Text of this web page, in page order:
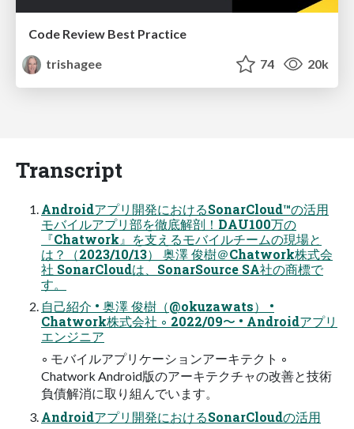
Code Review Best Practice
trishagee
74 20k
Transcript
Androidアプリ開発におけるSonarCloud™の活用
モバイルアプリ部を徹底解剖！DAU100万の
『Chatwork』を支えるモバイルチームの現場と
は？（2023/10/13） 奥澤 俊樹＠Chatwork株式会
社 SonarCloudは、SonarSource SA社の商標で
す。
自己紹介 • 奥澤 俊樹（@okuzawats） •
Chatwork株式会社 ◦ 2022/09〜 • Androidアプリ
エンジニア
◦ モバイルアプリケーションアーキテクト ◦
Chatwork Android版のアーキテクチャの改善と技術
負債解消に取り組んでいます。
Androidアプリ開発におけるSonarCloudの活用